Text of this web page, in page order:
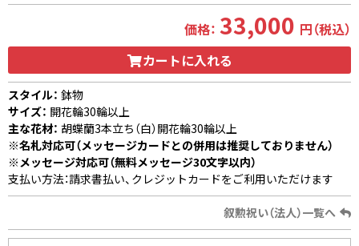
価格： 33,000 円（税込）
カートに入れる
スタイル： 鉢物
サイズ： 開花輪30輪以上
主な花材： 胡蝶蘭3本立ち（白）開花輪30輪以上
※名札対応可（メッセージカードとの併用は推奨しておりません）
※メッセージ対応可（無料メッセージ30文字以内）
支払い方法：請求書払い、クレジットカードをご利用いただけます
叙勲祝い（法人）一覧へ